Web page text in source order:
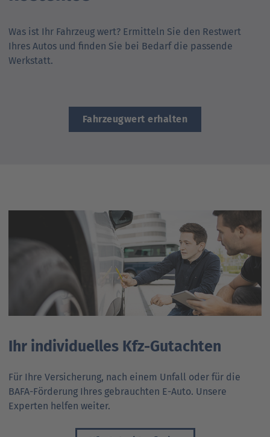
Go
to
to
parent
navigation
Pressekontakt
Was ist Ihr Fahrzeug wert? Ermitteln Sie den Rest­wert
Ihres Autos und finden Sie bei Bedarf die passende
Werkstatt.
Fahrzeugwert erhalten
Ihr individuelles Kfz-Gutachten
Für Ihre Versicherung, nach einem Unfall oder für die
BAFA-Förderung Ihres gebrauchten E-Auto. Unsere
Experten helfen weiter.